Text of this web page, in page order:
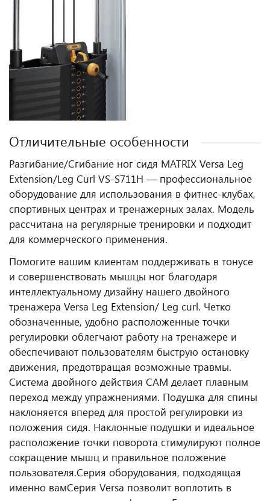
Отличительные особенности
Разгибание/Сгибание ног сидя MATRIX Versa Leg
Extension/Leg Curl VS-S711H — профессиональное
оборудование для использования в фитнес‑клубах,
спортивных центрах и тренажерных залах. Модель
рассчитана на регулярные тренировки и подходит
для коммерческого применения.
Помогите вашим клиентам поддерживать в тонусе
и совершенствовать мышцы ног благодаря
интеллектуальному дизайну нашего двойного
тренажера Versa Leg Extension/ Leg curl. Четко
обозначенные, удобно расположенные точки
регулировки облегчают работу на тренажере и
обеспечивают пользователям быструю остановку
движения, предотвращая возможные травмы.
Система двойного действия CAM делает плавным
переход между упражнениями. Подушка для спины
наклоняется вперед для простой регулировки из
положения сидя. Наклонные подушки и идеальное
расположение точки поворота стимулируют полное
сокращение мышц и правильное положение
пользователя.Серия оборудования, подходящая
именно вамСерия Versa позволит воплотить в